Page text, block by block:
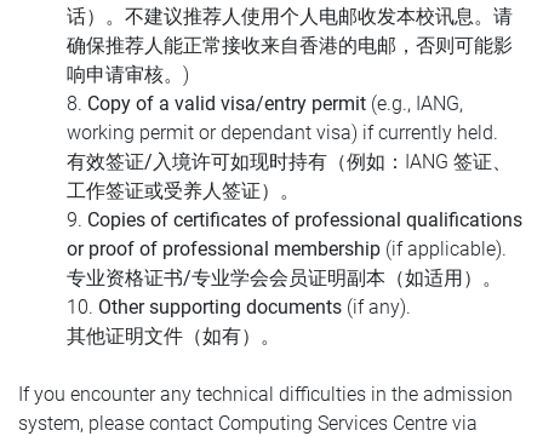
话）。不建议推荐人使用个人电邮收发本校讯息。请
确保推荐人能正常接收来自香港的电邮，否则可能影
响申请审核。)
8. Copy of a valid visa/entry permit (e.g., IANG,
working permit or dependant visa) if currently held.
有效签证/入境许可如现时持有（例如：IANG 签证、
工作签证或受养人签证）。
9. Copies of certificates of professional qualifications
or proof of professional membership (if applicable).
专业资格证书/专业学会会员证明副本 （如适用）。
10. Other supporting documents (if any).
其他证明文件 （如有）。
If you encounter any technical difficulties in the admission
system, please contact Computing Services Centre via